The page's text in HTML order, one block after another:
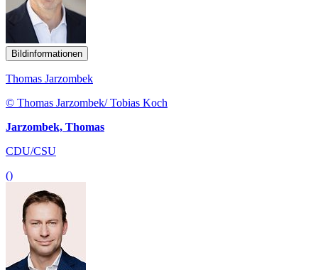
Bildinformationen
Thomas Jarzombek
© Thomas Jarzombek/ Tobias Koch
Jarzombek, Thomas
CDU/CSU
()